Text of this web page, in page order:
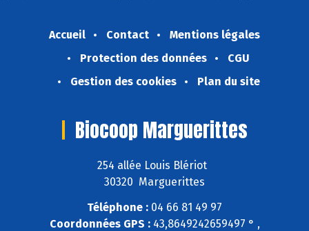
Accueil Contact
Mentions légales
Protection des données
CGU
Gestion des cookies
Plan du site
Biocoop Marguerittes
254 allée Louis Blériot
30320 Marguerittes
Téléphone : 04 66 81 49 97
Coordonnées GPS :43,8649242659497 ° ,